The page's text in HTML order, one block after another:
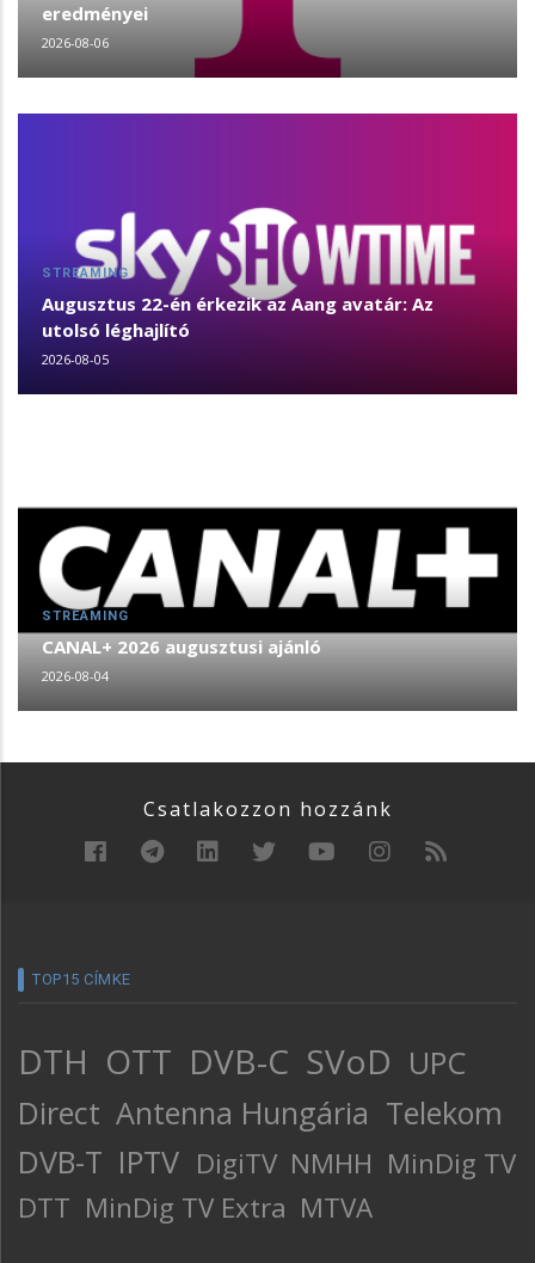
eredményei
2026-08-06
STREAMING
Augusztus 22-én érkezik az Aang avatár: Az
utolsó léghajlító
2026-08-05
STREAMING
CANAL+ 2026 augusztusi ajánló
2026-08-04
Csatlakozzon hozzánk
TOP15 CÍMKE
DTH OTT DVB-C SVoD UPC
Direct Antenna Hungária Telekom
DVB-T IPTV DigiTV NMHH MinDig TV
DTT MinDig TV Extra MTVA